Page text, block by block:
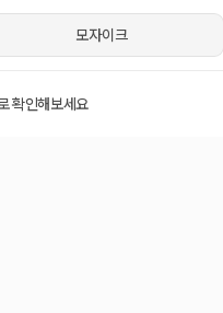
모자이크
확인해보세요